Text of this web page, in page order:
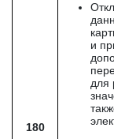
180
и
для